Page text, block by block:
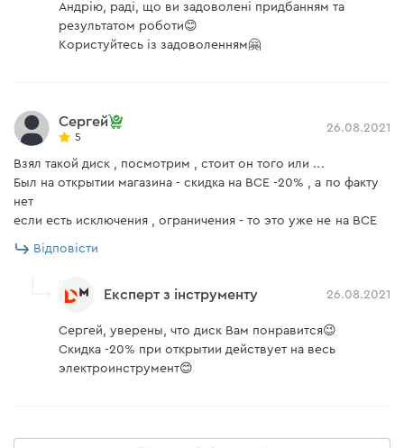
Андрію, раді, що ви задоволені придбанням та
результатом роботи😊
Користуйтесь із задоволенням🤗
Сергей
5
26.08.2021
Взял такой диск , посмотрим , стоит он того или ...
Был на открытии магазина - скидка на ВСЕ -20% , а по факту
нет
если есть исключения , ограничения - то это уже не на ВСЕ
Відповісти
Експерт з інструменту 26.08.2021
Сергей, уверены, что диск Вам понравится😉
Скидка -20% при открытии действует на весь
электроинструмент😊